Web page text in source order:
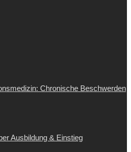
Chronische Beschwerden
Ausbildung & Einstieg